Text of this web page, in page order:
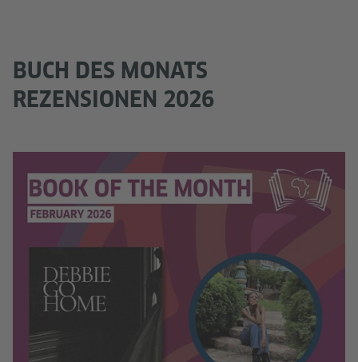
BUCH DES MONATS
REZENSIONEN 2026